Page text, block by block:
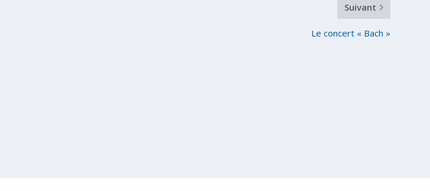
Suivant
Le concert « Bach »